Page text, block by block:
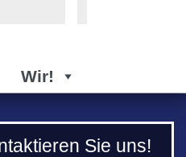
Wir!
Sie uns!